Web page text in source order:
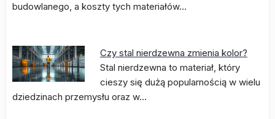
budowlanego, a koszty tych materiałów…
Czy stal nierdzewna zmienia kolor?
Stal nierdzewna to materiał, który
cieszy się dużą popularnością w wielu
dziedzinach przemysłu oraz w…